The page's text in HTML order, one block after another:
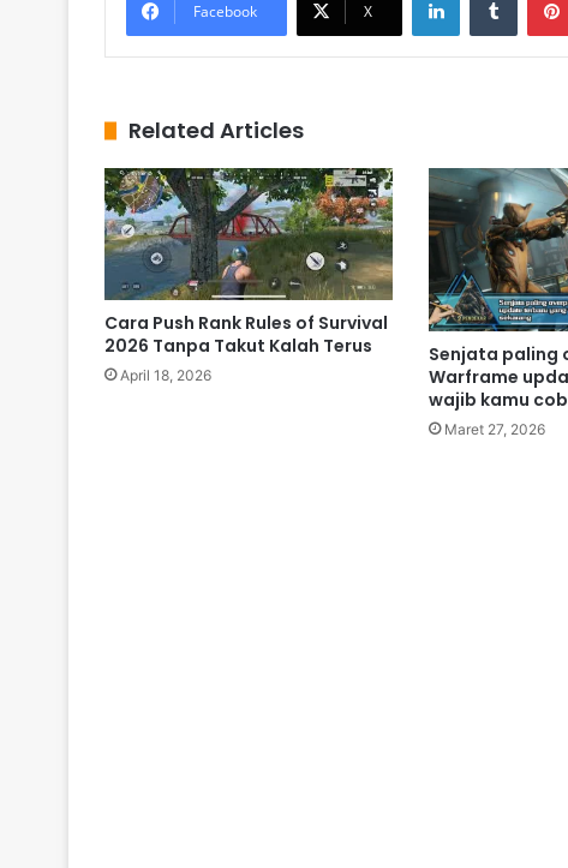
Facebook X
Related Articles
Cara Push Rank Rules of Survival
2026 Tanpa Takut Kalah Terus
April 18, 2026
Senjata paling
Warframe
wajib kamu
Maret 27, 2026